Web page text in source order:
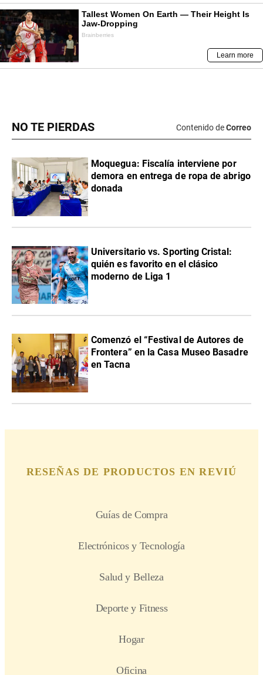
NO TE PIERDAS Contenido deCorreo
Moquegua: Fiscalía interviene por
demora en entrega de ropa de abrigo
donada
Universitario vs. Sporting Cristal:
quién es favorito en el clásico
moderno de Liga 1
Comenzó el “Festival de Autores de
Frontera” en la Casa Museo Basadre
en Tacna